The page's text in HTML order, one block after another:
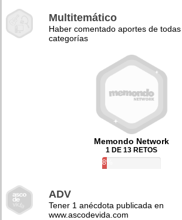
Multitemático
Haber comentado aportes de
categorías
Memondo Network
1 DE 13 RETOS
8%
ADV
Tener 1 anécdota publicada en
www.ascodevida.com